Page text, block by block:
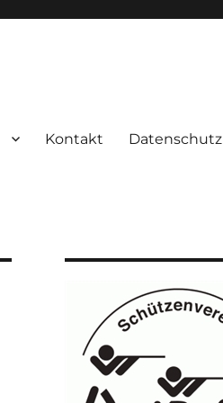
Kontakt Datenschutz